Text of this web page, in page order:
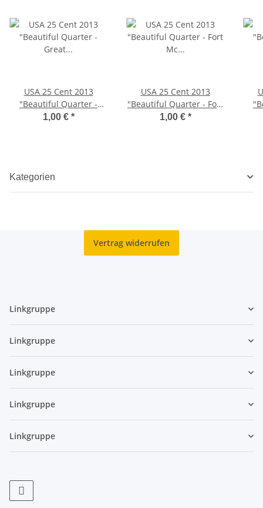
USA 25 Cent 2013
"Beautiful Quarter -
Great Basin" - D
1,00 € *
USA 25 Cent 2013
"Beautiful Quarter - Fort
Mc Henry" - D
1,00 € *
Kategorien
Vertrag widerrufen
Linkgruppe
Linkgruppe
Linkgruppe
Linkgruppe
Linkgruppe